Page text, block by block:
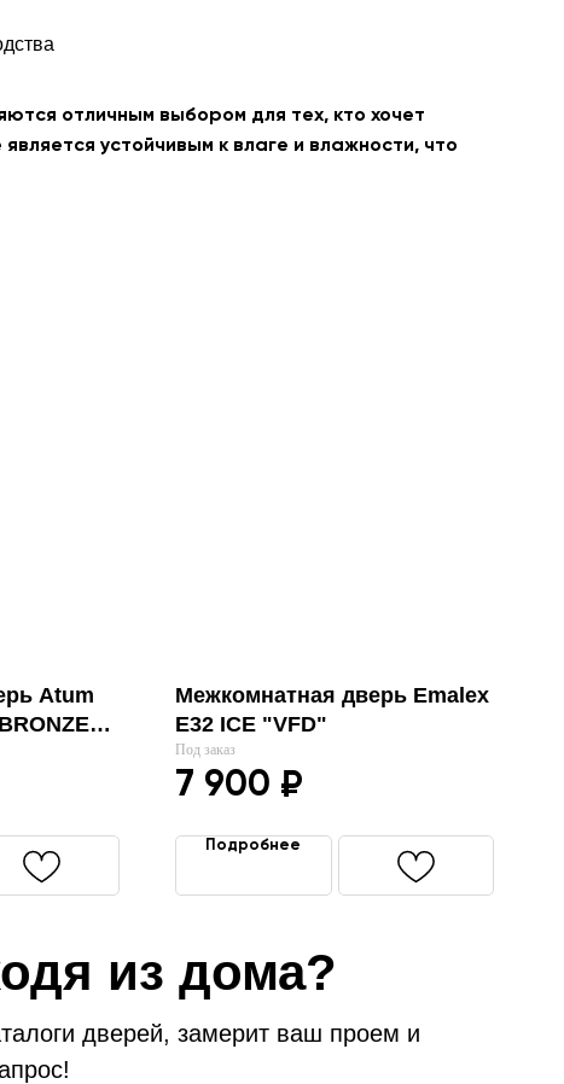
отличным выбором для тех, кто хочет
устойчивым к влаге и влажности, что
Atum
Межкомнатная дверь Emalex
Е32 ICE "VFD"
Под заказ
7 900 ₽
Подробнее
из дома?
дверей, замерит ваш проем и